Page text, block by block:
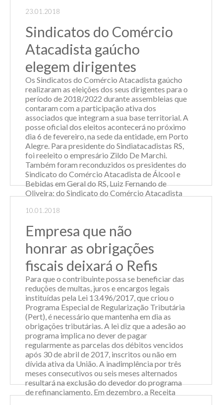
compra neste início de ano. Os dados ainda
23.01.2018
Sindicatos do Comércio
Atacadista gaúcho
elegem dirigentes
Os Sindicatos do Comércio Atacadista gaúcho
realizaram as eleições dos seus dirigentes para o
período de 2018/2022 durante assembleias que
contaram com a participação ativa dos
associados que integram a sua base territorial. A
posse oficial dos eleitos acontecerá no próximo
dia 6 de fevereiro, na sede da entidade, em Porto
Alegre. Para presidente do Sindiatacadistas RS,
foi reeleito o empresário Zildo De Marchi.
Também foram reconduzidos os presidentes do
Sindicato do Comércio Atacadista de Álcool e
Bebidas em Geral do RS, Luiz Fernando de
Oliveira; do Sindicato do Comércio Atacadista
Cezar Schneider; do Sindicato Intermunicipal do
Leia Mais
10.01.2018
Empresa que não
honrar as obrigações
fiscais deixará o Refis
Para que o contribuinte possa se beneficiar das
reduções de multas, juros e encargos legais
instituídas pela Lei 13.496/2017, que criou o
Programa Especial de Regularização Tributária
(Pert), é necessário que mantenha em dia as
obrigações tributárias. A lei diz que a adesão ao
programa implica no dever de pagar
regularmente as parcelas dos débitos vencidos
após 30 de abril de 2017, inscritos ou não em
dívida ativa da União. A inadimplência por três
meses consecutivos ou seis meses alternados
resultará na exclusão do devedor do programa
de refinanciamento. Em dezembro, a Receita